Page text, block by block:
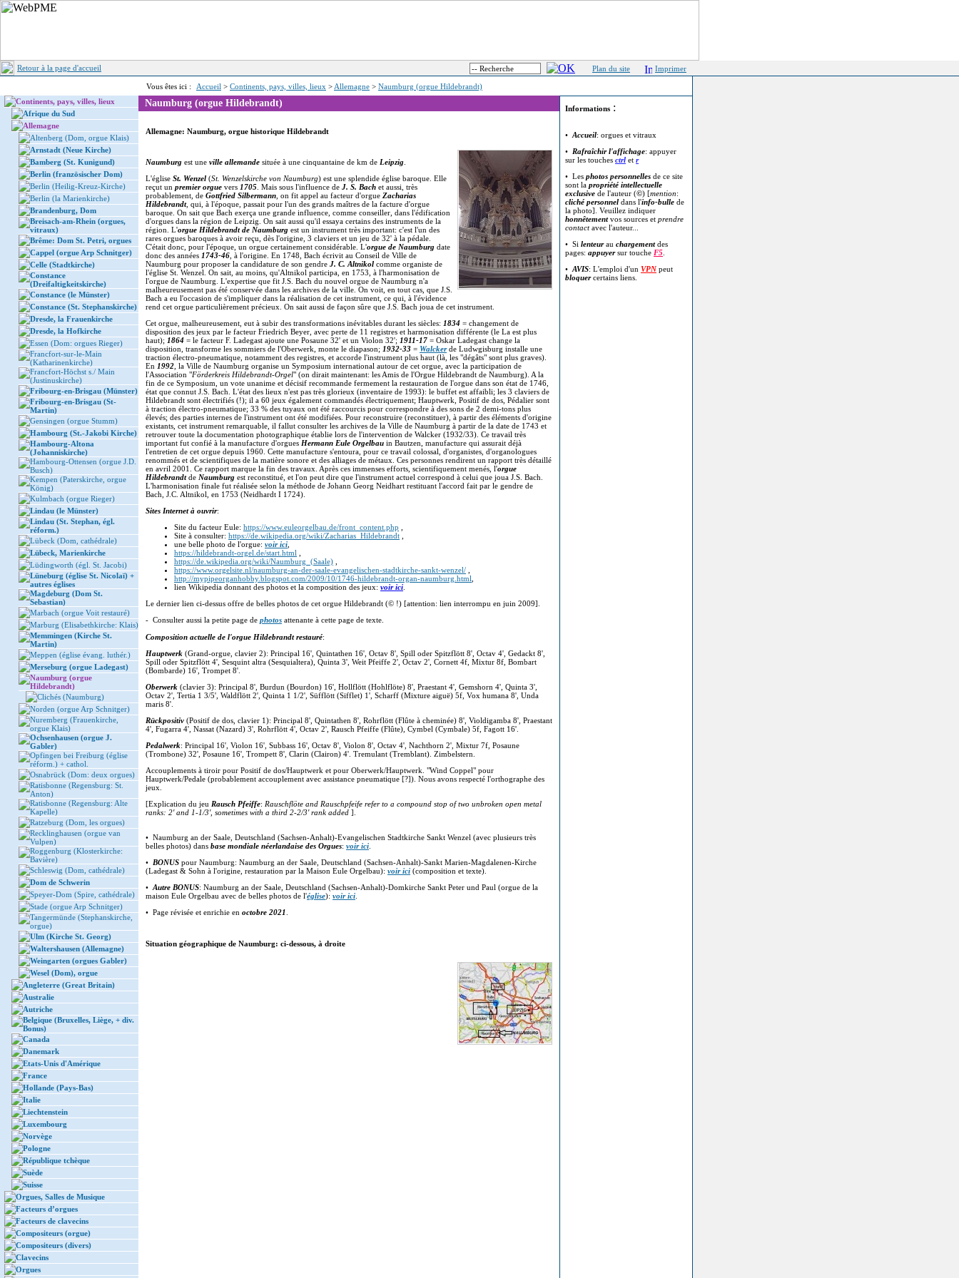
Retour à la page d'accueil Plan du site Imprimer
Vous êtes ici : Accueil > Continents, pays, villes, lieux > Allemagne > Naumburg (orgue Hildebrandt)
Continents, pays, villes, lieux
Afrique du Sud
Allemagne
Altenberg (Dom, orgue Klais)
Arnstadt (Neue Kirche)
Bamberg (St. Kunigund)
Berlin (französischer Dom)
Berlin (Heilig-Kreuz-Kirche)
Berlin (la Marienkirche)
Brandenburg, Dom
Breisach-am-Rhein (orgues,
vitraux)
Brême: Dom St. Petri, orgues
Cappel (orgue Arp Schnitger)
Celle (Stadtkirche)
Constance
(Dreifaltigkeitskirche)
Constance (le Münster)
Constance (St. Stephanskirche)
Dresde, la Frauenkirche
Dresde, la Hofkirche
Essen (Dom: orgues Rieger)
Francfort-sur-le-Main
(Katharinenkirche)
Francfort-Höchst s./ Main
(Justinuskirche)
Fribourg-en-Brisgau (Münster)
Fribourg-en-Brisgau (St-
Martin)
Gensingen (orgue Stumm)
Hambourg (St.-Jakobi Kirche)
Hambourg-Altona
(Johanniskirche)
Hambourg-Ottensen (orgue J.D.
Busch)
Kempen (Paterskirche, orgue
König)
Kulmbach (orgue Rieger)
Lindau (le Münster)
Lindau (St. Stephan, égl.
réform.)
Lübeck (Dom, cathédrale)
Lübeck, Marienkirche
Lüdingworth (égl. St. Jacobi)
Lüneburg (église St. Nicolaï) +
autres églises
Magdeburg (Dom St.
Sebastian)
Marbach (orgue Voit restauré)
Marburg (Elisabethkirche: Klais)
Memmingen (Kirche St.
Martin)
Meppen (église évang. luthér.)
Merseburg (orgue Ladegast)
Naumburg (orgue
Hildebrandt)
Clichés (Naumburg)
Norden (orgue Arp Schnitger)
Nuremberg (Frauenkirche,
orgue Klais)
Ochsenhausen (orgue J.
Gabler)
Opfingen bei Freiburg (église
réform.) + cathol.
Osnabrück (Dom: deux orgues)
Ratisbonne (Regensburg: St.
Anton)
Ratisbonne (Regensburg: Alte
Kapelle)
Ratzeburg (Dom, les orgues)
Recklinghausen (orgue van
Vulpen)
Roggenburg (Klosterkirche:
Bavière)
Schleswig (Dom, cathédrale)
Dom de Schwerin
Speyer-Dom (Spire, cathédrale)
Stade (orgue Arp Schnitger)
Tangermünde (Stephanskirche,
orgue)
Ulm (Kirche St. Georg)
Waltershausen (Allemagne)
Weingarten (orgues Gabler)
Wesel (Dom), orgue
Angleterre (Great Britain)
Australie
Autriche
Belgique (Bruxelles, Liège, + div.
Bonus)
Canada
Danemark
Etats-Unis d'Amérique
France
Hollande (Pays-Bas)
Italie
Liechtenstein
Luxembourg
Norvège
Pologne
République tchèque
Suède
Suisse
Orgues, Salles de Musique
Facteurs d’orgues
Facteurs de clavecins
Compositeurs (orgue)
Compositeurs (divers)
Clavecins
Orgues
Naumburg (orgue Hildebrandt)
Allemagne: Naumburg, orgue historique Hildebrandt
Naumburg est une ville allemande située à une cinquantaine de km de Leipzig
L'église St. Wenzel (St. Wenzelskirche von Naumburg) est une splendide église baroque. Elle
reçut un premier orgue vers 1705 . Mais sous l'influence de J. S. Bach et aussi, très
probablement, de Gottfried Silbermann , on fit appel au facteur d'orgue Zacharias
Hildebrandt, qui, à l'époque, passait pour l'un des grands maîtres de la facture d'orgue
baroque. On sait que Bach exerça une grande influence, comme conseiller, dans l'édification
d'orgues dans la région de Leipzig. On sait aussi qu'il essaya certains des instruments de la
région. L'orgue Hildebrandt de Naumburg est un instrument très important: c'est l'un des
rares orgues baroques à avoir reçu, dès l'origine, 3 claviers et un jeu de 32' à la pédale.
C'était donc, pour l'époque, un orgue certainement considérable. L'orgue de Naumburg date
donc des années 1743-46 , à l'origine. En 1748, Bach écrivit au Conseil de Ville de
Naumburg pour proposer la candidature de son gendre J. C. Altnikol comme organiste de
l'église St. Wenzel. On sait, au moins, qu'Altnikol participa, en 1753, à l'harmonisation de
l'orgue de Naumburg. L'expertise que fit J.S. Bach du nouvel orgue de Naumburg n'a
malheureusement pas été conservée dans les archives de la ville. On voit, en tout cas, que J.S.
Bach a eu l'occasion de s'impliquer dans la réalisation de cet instrument, ce qui, à l'évidence
rend cet orgue particulièrement précieux. On sait aussi de façon sûre que J.S. Bach joua de cet instrument.
Cet orgue, malheureusement, eut à subir des transformations inévitables durant les siècles: 1834 = changement de
disposition des jeux par le facteur Friedrich Beyer, avec perte de 11 registres et harmonisation différente (le La est plus
haut); 1864 = le facteur F. Ladegast ajoute une Posaune 32' et un Violon 32'; 1911-17 = Oskar Ladegast change la
disposition, transforme les sommiers de l'Oberwerk, monte le diapason; 1932-33 = Walckerde Ludwgisburg installe une
traction électro-pneumatique, notamment des registres, et accorde l'instrument plus haut (là, les "dégâts" sont plus graves).
En 1992 , la Ville de Naumburg organise un Symposium international autour de cet orgue, avec la participation de
l'Association "Förderkreis Hildebrandt-Orgel" (on dirait maintenant: les Amis de l'Orgue Hildebrandt de Naumburg). A la
fin de ce Symposium, un vote unanime et décisif recommande fermement la restauration de l'orgue dans son état de 1746,
état que connut J.S. Bach. L'état des lieux n'est pas très glorieux (inventaire de 1993): le buffet est affaibli; les 3 claviers de
Hildebrandt sont électrifiés (!); il a 60 jeux également commandés électriquement; Hauptwerk, Positif de dos, Pédalier sont
à traction électro-pneumatique; 33 % des tuyaux ont été raccourcis pour correspondre à des sons de 2 demi-tons plus
élevés; des parties internes de l'instrument ont été modifiées. Pour reconstruire (reconstituer), à partir des éléments d'origine
existants, cet instrument remarquable, il fallut consulter les archives de la Ville de Naumburg à partir de la date de 1743 et
retrouver toute la documentation photographique établie lors de l'intervention de Walcker (1932/33). Ce travail très
important fut confié à la manufacture d'orgues Hermann Eule Orgelbau in Bautzen, manufacture qui assurait déjà
l'entretien de cet orgue depuis 1960. Cette manufacture s'entoura, pour ce travail colossal, d'organistes, d'organologues
renommés et de scientifiques de la matière sonore et des alliages de métaux. Ces personnes rendirent un rapport très détaillé
en avril 2001. Ce rapport marque la fin des travaux. Après ces immenses efforts, scientifiquement menés, l'orgue
Hildebrandtde Naumburg est reconstitué, et l'on peut dire que l'instrument actuel correspond à celui que joua J.S. Bach.
L'harmonisation finale fut réalisée selon la méthode de Johann Georg Neidhart restituant l'accord fait par le gendre de
Bach, J.C. Altnikol, en 1753 (Neidhardt I 1724).
Sites Internet à ouvrir:
Site du facteur Eule: https://www.euleorgelbau.de/front_content.php
Site à consulter: https://de.wikipedia.org/wiki/Zacharias_Hildebrandt
une belle photo de l'orgue: voir ici
https://hildebrandt-orgel.de/start.html
https://de.wikipedia.org/wiki/Naumburg_(Saale)
https://www.orgelsite.nl/naumburg-an-der-saale-evangelischen-stadtkirche-sankt-wenzel/
http://mypipeorganhobby.blogspot.com/2009/10/1746-hildebrandt-organ-naumburg.html
lien Wikipedia donnant des photos et la composition des jeux: voir ici
Le dernier lien ci-dessus offre de belles photos de cet orgue Hildebrandt (© !) [attention: lien interrompu en juin 2009].
- Consulter aussi la petite page de photos attenante à cette page de texte.
Composition actuelle de l'orgue Hildebrandt restauré:
Hauptwerk (Grand-orgue, clavier 2): Principal 16', Quintathen 16', Octav 8', Spill oder Spitzflött 8', Octav 4', Gedackt 8',
Spill oder Spitzflött 4', Sesquint altra (Sesquialtera), Quinta 3', Weit Pfeiffe 2', Octav 2', Cornett 4f, Mixtur 8f, Bombart
(Bombarde) 16', Trompet 8'.
Oberwerk (clavier 3): Principal 8', Burdun (Bourdon) 16', Hollflött (Hohlflöte) 8', Praestant 4', Gemshorn 4', Quinta 3',
Octav 2', Tertia 1 3/5', Waldflött 2', Quinta 1 1/2', Süfflött (Sifflet) 1', Scharff (Mixture aiguë) 5f, Vox humana 8', Unda
maris 8'.
Rückpositiv (Positif de dos, clavier 1): Principal 8', Quintathen 8', Rohrflött (Flûte à cheminée) 8', Violdigamba 8', Praestant
4', Fugarra 4', Nassat (Nazard) 3', Rohrflött 4', Octav 2', Rausch Pfeiffe (Flûte), Cymbel (Cymbale) 5f, Fagott 16'.
Pedalwerk: Principal 16', Violon 16', Subbass 16', Octav 8', Violon 8', Octav 4', Nachthorn 2', Mixtur 7f, Posaune
(Trombone) 32', Posaune 16', Trompett 8', Clarin (Clairon) 4'. Tremulant (Tremblant). Zimbelstern.
Accouplements à tiroir pour Positif de dos/Hauptwerk et pour Oberwerk/Hauptwerk. "Wind Coppel" pour
Hauptwerk/Pedale (probablement accouplement avec assistance pneumatique [?]). Nous avons respecté l'orthographe des
jeux.
[Explication du jeu Rausch Pfeiffe: Rauschflöte and Rauschpfeife refer to a compound stop of two unbroken open metal
ranks: 2' and 1-1/3', sometimes with a third 2-2/3' rank added ].
• Naumburg an der Saale, Deutschland (Sachsen-Anhalt)-Evangelischen Stadtkirche Sankt Wenzel (avec plusieurs très
belles photos) dans base mondiale néerlandaise des Orgues: voir ici
• BONUS pour Naumburg: Naumburg an der Saale, Deutschland (Sachsen-Anhalt)-Sankt Marien-Magdalenen-Kirche
(Ladegast & Sohn à l'origine, restauration par la Maison Eule Orgelbau): voir ici (composition et texte).
• Autre BONUS: Naumburg an der Saale, Deutschland (Sachsen-Anhalt)-Domkirche Sankt Peter und Paul (orgue de la
maison Eule Orgelbau avec de belles photos de l'église): voir ici
• Page révisée et enrichie en octobre 2021
Situation géographique de Naumburg: ci-dessous, à droite
Informations :
• Accueil: orgues et vitraux
• Rafraîchir l'affichage: appuyer
sur les touches ctrl et r
• Les photos personnelles de ce site
sont la propriété intellectuelle
exclusive de l'auteur (©) [mention:
cliché personnel dans l'info-bulle de
la photo]. Veuillez indiquer
honnêtementvos sources et prendre
contactavec l'auteur...
• Si lenteurau chargementdes
pages: appuyersur touche F5
• AVIS: L'emploi d'un VPNpeut
bloquercertains liens.